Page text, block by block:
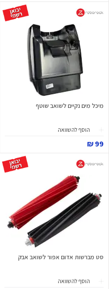
מיכל מים נקיים לשואב שוטף
הוסף להשוואה
99 ₪
סט מברשות אדום אפור לשואב אבק
הוסף להשוואה